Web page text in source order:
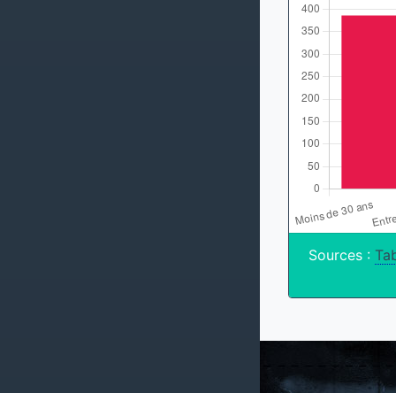
Sources :